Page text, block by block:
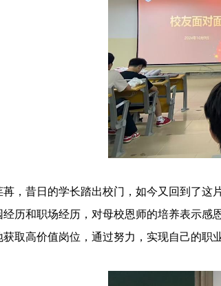
苒，昔日的学长踏出校门，如今又回到了这
经历和职场经历，对母校恩师的培养表示
获取高价值岗位，通过努力，实现自己的